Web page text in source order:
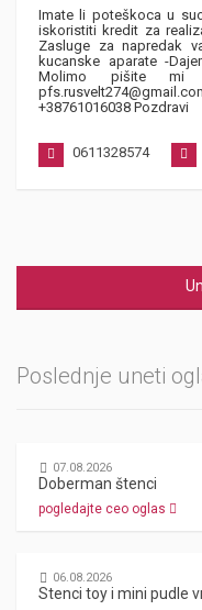
Imate li poteškoca u
iskoristiti kredit za
Zasluge za napredak
kucanske aparate -
Molimo pišite mi
+38761016038 Pozdravi
0611328574
Poslednje uneti
07.08.2026
Doberman štenci
pogledajte ceo oglas
06.08.2026
Stenci toy i mini pudle